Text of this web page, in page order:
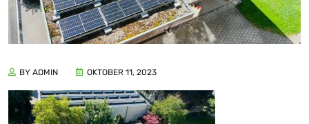
BY ADMIN OKTOBER 11, 2023